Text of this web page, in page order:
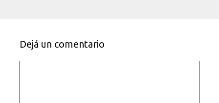
Dejá un comentario